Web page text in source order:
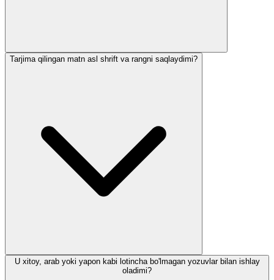
Tarjima qilingan matn asl shrift va rangni saqlaydimi?
U xitoy, arab yoki yapon kabi lotincha bo'lmagan yozuvlar bilan ishlay
oladimi?